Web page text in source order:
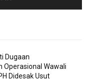
Dugaan
Operasional Wawali
Didesak Usut